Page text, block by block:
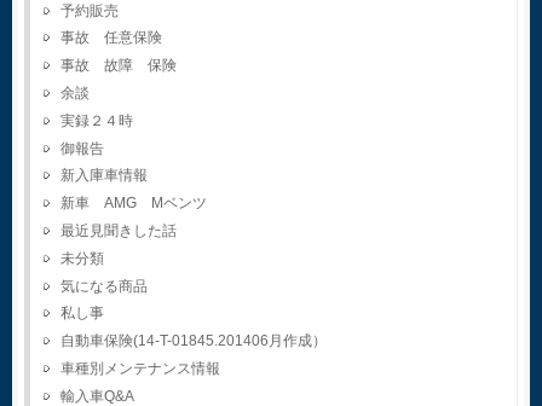
予約販売
事故 任意保険
事故 故障 保険
余談
実録２４時
御報告
新入庫車情報
新車 AMG Mベンツ
最近見聞きした話
未分類
気になる商品
私し事
自動車保険(14-T-01845.201406月作成）
車種別メンテナンス情報
輸入車Q&A